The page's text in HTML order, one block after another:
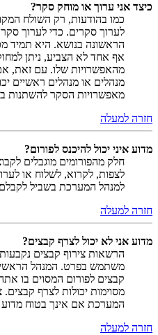
כיצד אני ערוך או מוחק סקר?
כמו בהודעות, רק השולח
לערוך סקרים. כדי לערוך
הראשונה בנושא. היא תמיד
אף אחד לא הצביע, ניתן
מהאפשרויות שלו. עם זאת,
מנהלים או מנהלים ראשיים
מאפשרויות הסקר להשתנות
חזרה למעלה
מדוע איני יכול להיכנס לפורום?
חלק מהפורומים מוגבלים
לצפות, לקרוא, לשלוח או
למנהל המערכת בשביל
חזרה למעלה
מדוע אני לא יכול לצרף קבצים?
הרשאות צירוף קבצים
משתמש בפרט. המנהל הראשי
קבצים לפורום המסוים בו
מסוימות יכולות לצרף
המערכת אם אינך בטוח מדוע
חזרה למעלה